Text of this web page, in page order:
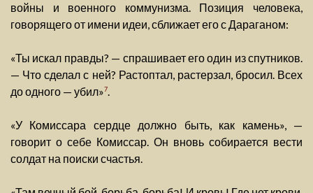
войны и военного коммунизма. Позиция человека,
говорящего от имени идеи, сближает его с Дараганом:
«Ты искал правды? — спрашивает его один из спутников.
— Что сделал с ней? Растоптал, растерзал, бросил. Всех
до одного — убил»7.
«У Комиссара сердце должно быть, как камень», —
говорит о себе Комиссар. Он вновь собирается вести
солдат на поиски счастья.